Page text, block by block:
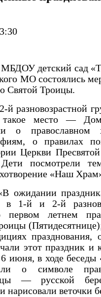
детский сад
МО состоялись
Святой Троицы.
й разновозрастной
такое место —
о
о правилах
Церкви
посмотрели
«Наш
ожидании
в 1-й и 2-й
летнем
празднования,
этот праздник и
июня, в ходе беседы
о символе
— русской
нарисовали веточки